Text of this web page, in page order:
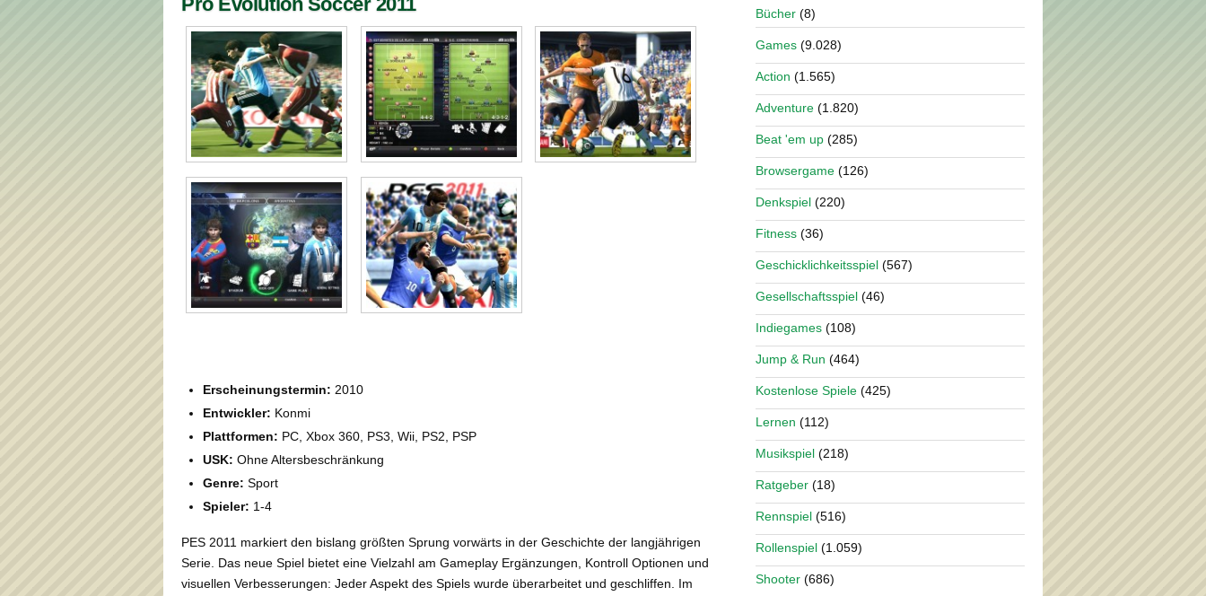
Erscheinungstermin: 2010
Entwickler: Konmi
Plattformen: PC, Xbox 360, PS3, Wii, PS2, PSP
USK: Ohne Altersbeschränkung
Genre: Sport
Spieler: 1-4
PES 2011 markiert den bislang größten Sprung vorwärts in der Geschichte der langjährigen
Serie. Das neue Spiel bietet eine Vielzahl am Gameplay Ergänzungen, Kontroll Optionen und
visuellen Verbesserungen: Jeder Aspekt des Spiels wurde überarbeitet und geschliffen. Im
Bücher (8)
Games (9.028)
Action (1.565)
Adventure (1.820)
Beat 'em up (285)
Browsergame (126)
Denkspiel (220)
Fitness (36)
Geschicklichkeitsspiel (567)
Gesellschaftsspiel (46)
Indiegames (108)
Jump & Run (464)
Kostenlose Spiele (425)
Lernen (112)
Musikspiel (218)
Ratgeber (18)
Rennspiel (516)
Rollenspiel (1.059)
Shooter (686)